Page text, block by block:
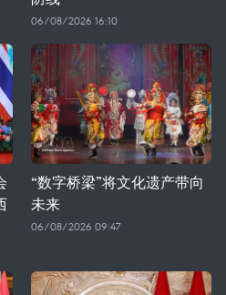
06/08/2026 16:10
“数字桥梁”将文化遗产带向
未来
06/08/2026 09:47